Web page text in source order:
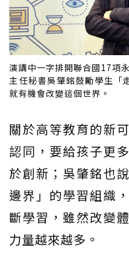
演講中一字排開聯合國17項
主任秘書吳肇銘鼓勵學生「
就有機會改變這個世界。
關於高等教育的新
認同，要給孩子更
於創新；吳肇銘也
邊界」的學習組織
斷學習，雖然改變
力量越來越多。